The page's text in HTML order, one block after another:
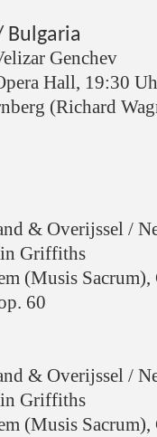
Bulgaria
Genchev
Hall, 19:30
(Richard
& Overijssel /
Griffiths
(Musis
60
& Overijssel /
Griffiths
(Musis